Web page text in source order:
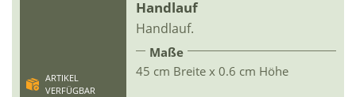
ARTIKEL
VERFÜGBAR
Handlauf
Handlauf.
Maße
45 cm Breite x 0.6 cm Höhe